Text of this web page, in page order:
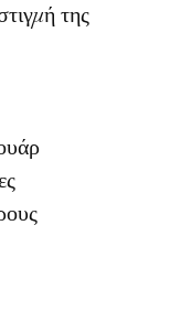
της